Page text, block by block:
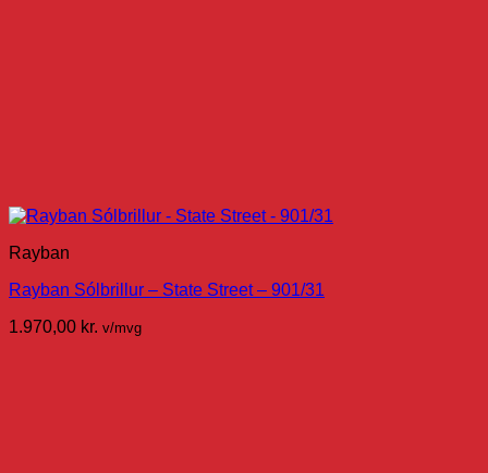
Rayban
Rayban Sólbrillur – State Street – 901/31
1.970,00 kr. v/mvg